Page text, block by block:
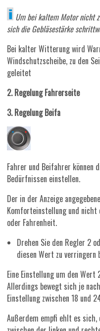
Um bei kaltem Motor nicht
sich die Gebläsestärke
Bei kalter Witterung wird
Windschutzscheibe, zu den
geleitet
2. Regelung Fahrerseite
3. Regelung Beifa
Fahrer und Beifahrer können
Bedürfnissen einstellen.
Der in der Anzeige
Komforteinstellung und nicht
oder Fahrenheit.
Drehen Sie den Regler 2
diesen Wert zu verringern
Eine Einstellung um den
Allerdings bewegt sich je
Einstellung zwischen 18 und
Außerdem empfi ehlt es